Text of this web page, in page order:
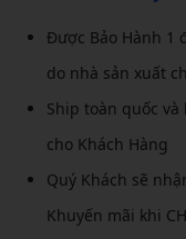
Được Bảo Hành 1
do nhà sản xuất
Ship toàn quốc
cho Khách Hàng
Quý Khách sẽ
Khuyến mãi khi